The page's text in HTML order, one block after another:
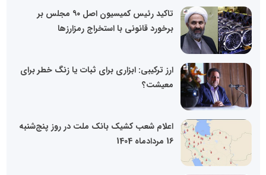
تاکید رئیس کمیسیون اصل ۹۰ مجلس بر
برخورد قانونی با استخراج رمزارزها
ارز ترکیبی: ابزاری برای ثبات یا زنگ خطر برای
معیشت؟
اعلام شعب کشیک بانک ملت در روز پنج‌شنبه
16 مردادماه 1404